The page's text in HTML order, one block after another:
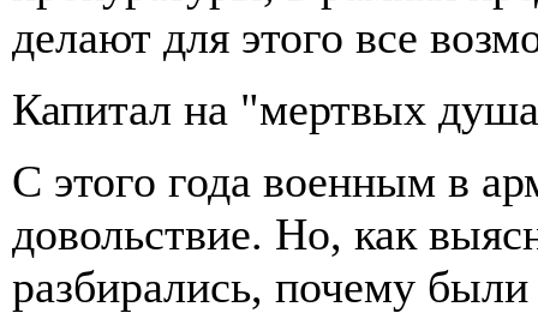
делают для этого все
Капитал на "мертвых
С этого года военным в
довольствие. Но, как
разбирались, почему